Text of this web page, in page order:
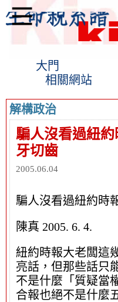
大門
相關網站
解構政治
騙人沒看過紐
牙切齒
2005.06.04
騙人沒看過紐約時
陳真 2005. 6. 4.
紐約時報大老闆這
亮話，但那些話只
不是什麼「質疑當
合報也絕不是什麼